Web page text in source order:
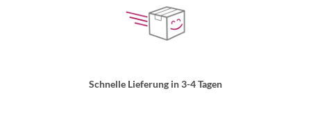
Schnelle Lieferung in 3-4 Tagen